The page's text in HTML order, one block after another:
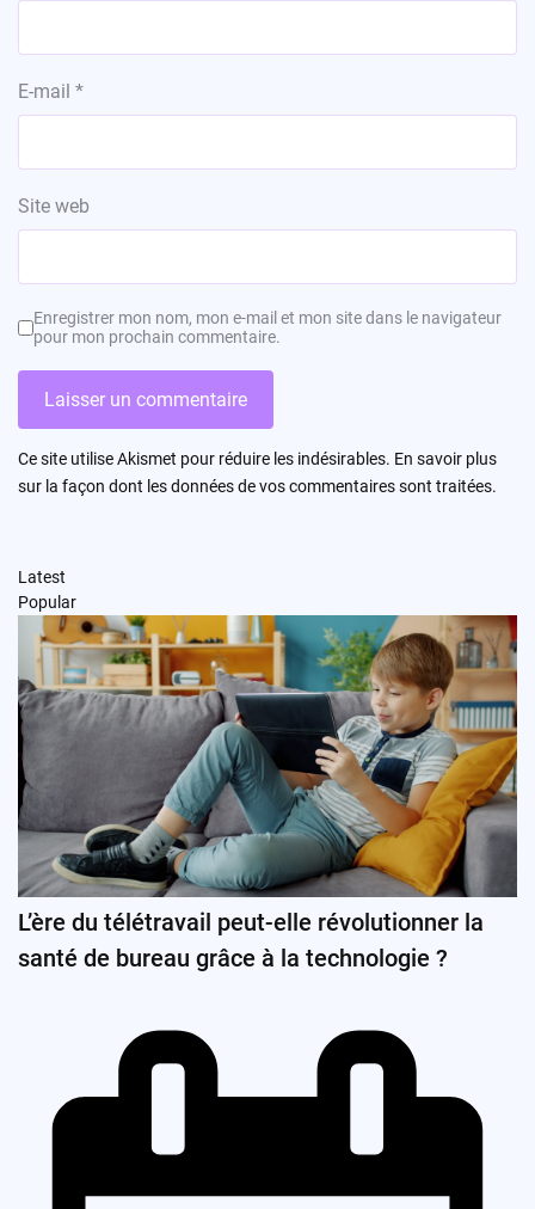
E-mail *
Site web
Enregistrer mon nom, mon e-mail et mon site dans le navigateur
pour mon prochain commentaire.
Ce site utilise Akismet pour réduire les indésirables. En savoir plus
sur la façon dont les données de vos commentaires sont traitées.
Latest
Popular
L’ère du télétravail peut-elle révolutionner la
santé de bureau grâce à la technologie ?